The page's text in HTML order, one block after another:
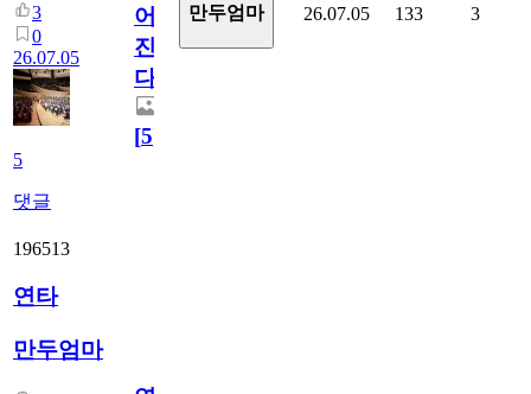
3
0
26.07.05
5
댓글
어
진
다.
[5]
만두엄마 26.07.05 133 3
196513
연타
만두엄마